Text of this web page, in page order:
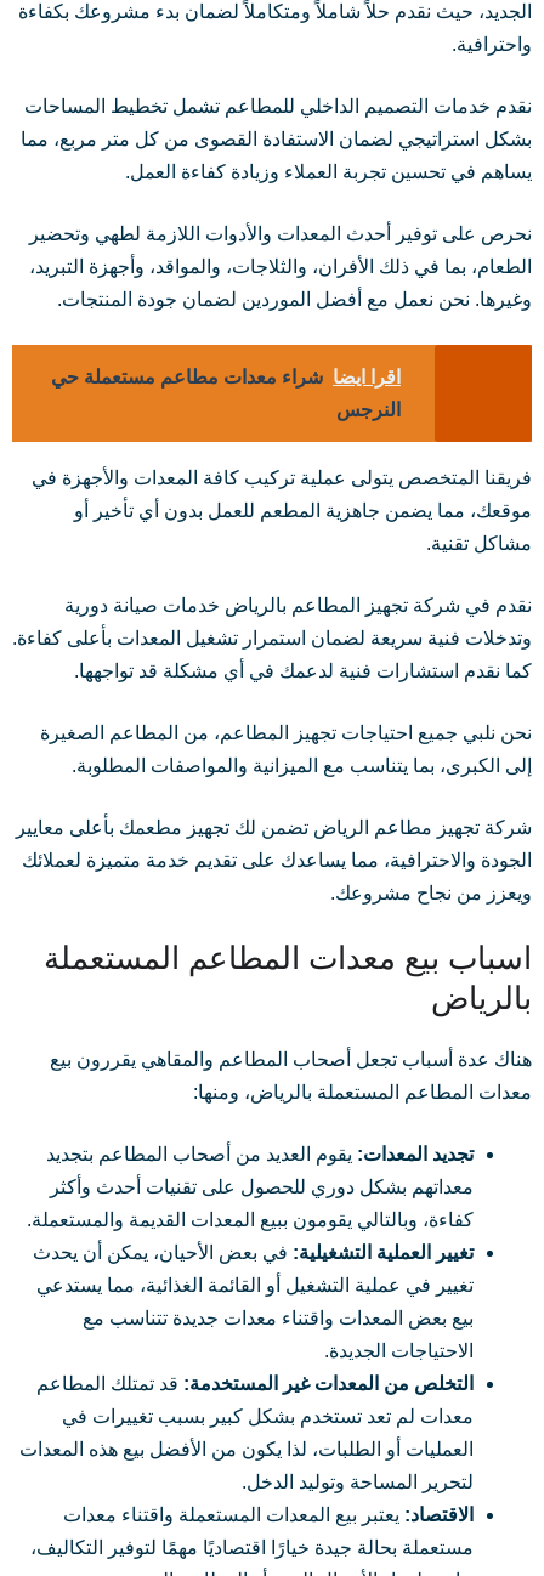
الجديد، حيث نقدم حلاً شاملاً ومتكاملاً لضمان بدء مشروعك بكفاءة
واحترافية.
نقدم خدمات التصميم الداخلي للمطاعم تشمل تخطيط المساحات
بشكل استراتيجي لضمان الاستفادة القصوى من كل متر مربع، مما
يساهم في تحسين تجربة العملاء وزيادة كفاءة العمل.
نحرص على توفير أحدث المعدات والأدوات اللازمة لطهي وتحضير
الطعام، بما في ذلك الأفران، والثلاجات، والمواقد، وأجهزة التبريد،
وغيرها. نحن نعمل مع أفضل الموردين لضمان جودة المنتجات.
اقرا ايضا
شراء معدات مطاعم مستعملة حي
النرجس
فريقنا المتخصص يتولى عملية تركيب كافة المعدات والأجهزة في
موقعك، مما يضمن جاهزية المطعم للعمل بدون أي تأخير أو
مشاكل تقنية.
نقدم في شركة تجهيز المطاعم بالرياض خدمات صيانة دورية
وتدخلات فنية سريعة لضمان استمرار تشغيل المعدات بأعلى كفاءة.
كما نقدم استشارات فنية لدعمك في أي مشكلة قد تواجهها.
نحن نلبي جميع احتياجات تجهيز المطاعم، من المطاعم الصغيرة
إلى الكبرى، بما يتناسب مع الميزانية والمواصفات المطلوبة.
شركة تجهيز مطاعم الرياض تضمن لك تجهيز مطعمك بأعلى معايير
الجودة والاحترافية، مما يساعدك على تقديم خدمة متميزة لعملائك
ويعزز من نجاح مشروعك.
اسباب بيع معدات المطاعم المستعملة
بالرياض
هناك عدة أسباب تجعل أصحاب المطاعم والمقاهي يقررون بيع
معدات المطاعم المستعملة بالرياض، ومنها:
تجديد المعدات:يقوم العديد من أصحاب المطاعم بتجديد
معداتهم بشكل دوري للحصول على تقنيات أحدث وأكثر
كفاءة، وبالتالي يقومون ببيع المعدات القديمة والمستعملة.
تغيير العملية التشغيلية:في بعض الأحيان، يمكن أن يحدث
تغيير في عملية التشغيل أو القائمة الغذائية، مما يستدعي
بيع بعض المعدات واقتناء معدات جديدة تتناسب مع
الاحتياجات الجديدة.
التخلص من المعدات غير المستخدمة:قد تمتلك المطاعم
معدات لم تعد تستخدم بشكل كبير بسبب تغييرات في
العمليات أو الطلبات، لذا يكون من الأفضل بيع هذه المعدات
لتحرير المساحة وتوليد الدخل.
الاقتصاد:يعتبر بيع المعدات المستعملة واقتناء معدات
مستعملة بحالة جيدة خيارًا اقتصاديًا مهمًا لتوفير التكاليف،